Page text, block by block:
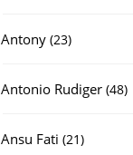
Antony 2323
Antonio Rudiger 4848
Ansu Fati 2121